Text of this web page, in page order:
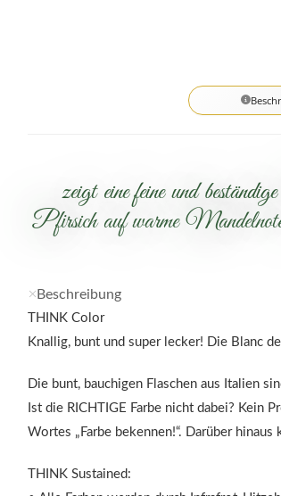
zeigt eine feine und
Pfirsich auf warme
Beschreibung
THINK Color
Knallig, bunt und super lecker! Die Blanc
Die bunt, bauchigen Flaschen aus Italien
Ist die RICHTIGE Farbe nicht dabei? Kein
Wortes „Farbe bekennen!“. Darüber
THINK Sustained: